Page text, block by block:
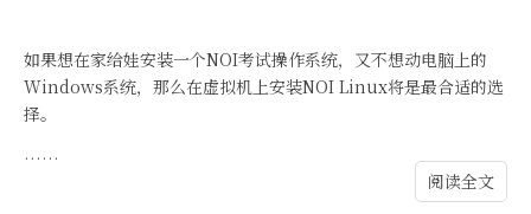
如果想在家给娃安装一个NOI考试操作系统，又不想动电脑上的
Windows系统，那么在虚拟机上安装NOI Linux将是最合适的选
择。
……
阅读全文